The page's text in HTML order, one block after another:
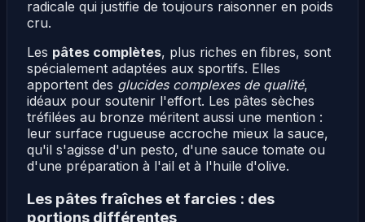
radicale qui justifie de toujours raisonner en poids
cru.
Les pâtes complètes, plus riches en fibres, sont
spécialement adaptées aux sportifs. Elles
apportent des glucides complexes de qualité,
idéaux pour soutenir l'effort. Les pâtes sèches
tréfilées au bronze méritent aussi une mention :
leur surface rugueuse accroche mieux la sauce,
qu'il s'agisse d'un pesto, d'une sauce tomate ou
d'une préparation à l'ail et à l'huile d'olive.
Les pâtes fraîches et farcies : des
portions différentes